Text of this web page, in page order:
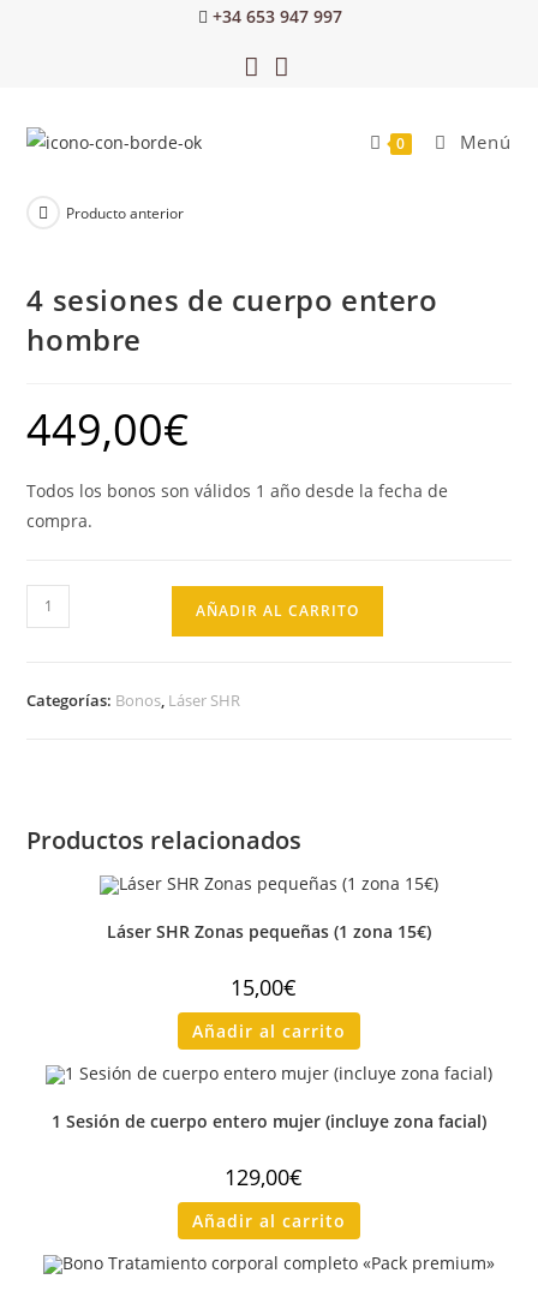
+34 653 947 997
0 Menú
Producto anterior
4 sesiones de cuerpo entero
hombre
449,00€
Todos los bonos son válidos 1 año desde la fecha de
compra.
AÑADIR AL CARRITO
Categorías: Bonos, Láser SHR
Productos relacionados
Láser SHR Zonas pequeñas (1 zona 15€)
15,00€
Añadir al carrito
1 Sesión de cuerpo entero mujer (incluye zona facial)
129,00€
Añadir al carrito